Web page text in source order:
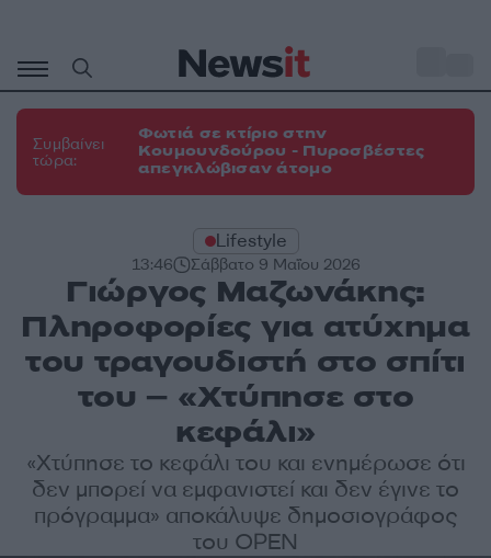
περιεχόμενο
Συμβαίνει
τώρα:
Φωτιά σε κτίριο στην
Κουμουνδούρου - Πυροσβέστες
απεγκλώβισαν άτομο
Lifestyle
13:46 Σάββατο 9 Μαΐου 2026
Γιώργος Μαζωνάκης:
Πληροφορίες για ατύχημα
του τραγουδιστή στο σπίτι
του – «Χτύπησε στο
κεφάλι»
«Χτύπησε το κεφάλι του και ενημέρωσε ότι
δεν μπορεί να εμφανιστεί και δεν έγινε το
πρόγραμμα» αποκάλυψε δημοσιογράφος
του OPEN